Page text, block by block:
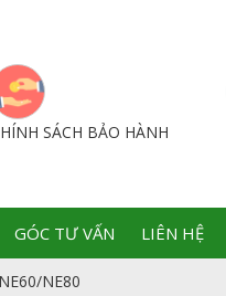
SÁCH BẢO HÀNH
GÓC TƯ VẤN LIÊN HỆ
NE80